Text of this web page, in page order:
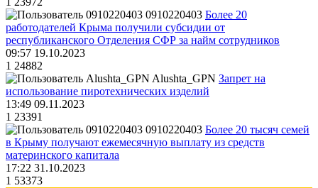
0910220403 Более 20
работодателей Крыма получили субсидии от
республиканского Отделения СФР за найм сотрудников
09:57 19.10.2023
1 24882
Alushta_GPN Запрет на
использование пиротехнических изделий
13:49 09.11.2023
1 23391
0910220403 Более 20 тысяч семей
в Крыму получают ежемесячную выплату из средств
материнского капитала
17:22 31.10.2023
1 53373